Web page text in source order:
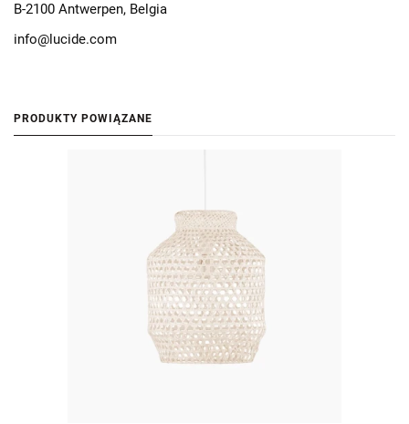
B-2100 Antwerpen, Belgia
info@lucide.com
PRODUKTY POWIĄZANE